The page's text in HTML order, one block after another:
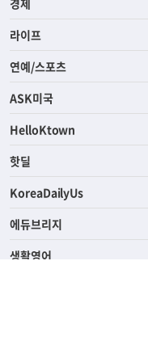
사회
경제
라이프
연예/스포츠
ASK미국
HelloKtown
핫딜
KoreaDailyUs
에듀브리지